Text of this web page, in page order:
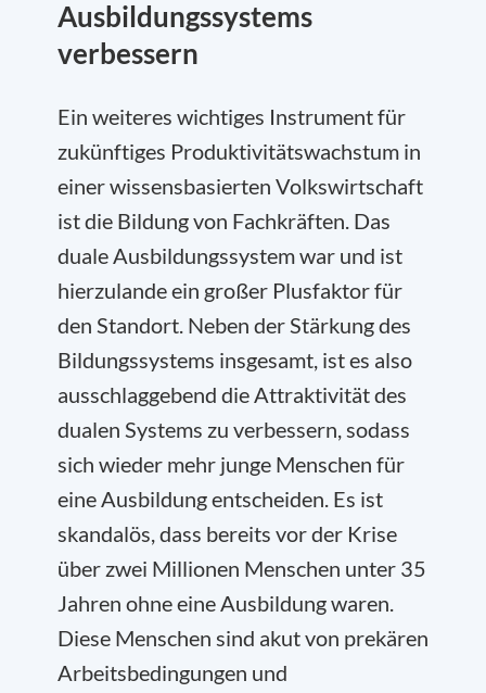
Ausbildungssystems
verbessern
Ein weiteres wichtiges Instrument für
zukünftiges Produktivitätswachstum in
einer wissensbasierten Volkswirtschaft
ist die Bildung von Fachkräften. Das
duale Ausbildungssystem war und ist
hierzulande ein großer Plusfaktor für
den Standort. Neben der Stärkung des
Bildungssystems insgesamt, ist es also
ausschlaggebend die Attraktivität des
dualen Systems zu verbessern, sodass
sich wieder mehr junge Menschen für
eine Ausbildung entscheiden. Es ist
skandalös, dass bereits vor der Krise
über zwei Millionen Menschen unter 35
Jahren ohne eine Ausbildung waren.
Diese Menschen sind akut von prekären
Arbeitsbedingungen und